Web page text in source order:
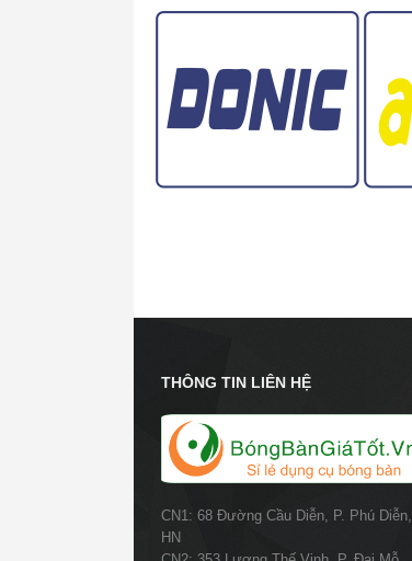
THÔNG TIN LIÊN HỆ
CN1: 68 Đường Cầu Diễn, P. Phú Diễn,
HN